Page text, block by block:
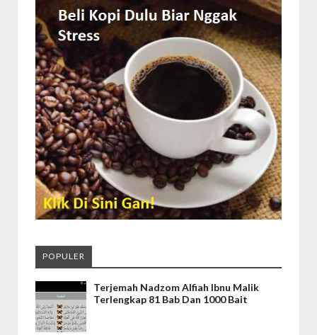
POPULER
Terjemah Nadzom Alfiah Ibnu Malik
Terlengkap 81 Bab Dan 1000 Bait